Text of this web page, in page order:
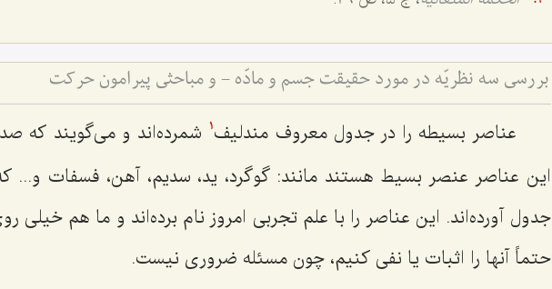
بررسی سه نظریّه در مورد حقیقت جسم و مادّه - و مباحثی پیرامون حرکت
عناصر بسیطه را در جدول معروف مندلیف1
شمرده‌اند و می‌گویند که
این عناصر عنصر بسیط هستند مانند: گوگرد، ید، سدیم، آهن، فسفات و...
جدول آورده‌اند. این عناصر را با علم تجربی امروز نام برده‌اند و ما هم خیلی
حتماً آنها را اثبات یا نفی کنیم، چون مسئله ضروری نیست.